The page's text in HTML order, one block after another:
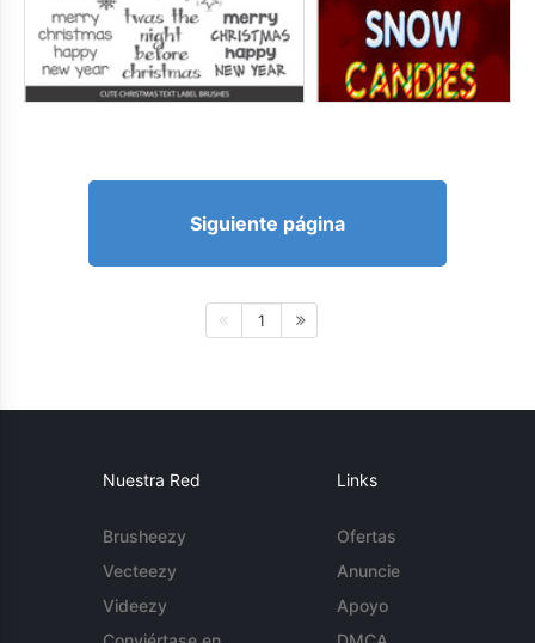
Siguiente página
1
Nuestra Red
Brusheezy
Vecteezy
Videezy
Links
Ofertas
Anuncie
Apoyo